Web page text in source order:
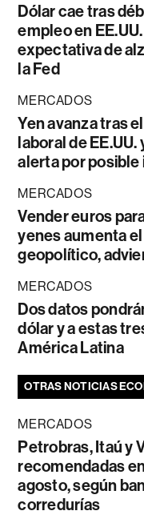
Dólar cae tras
empleo en
expectativa de
la Fed
MERCADOS
Yen avanza tras
laboral de EE.UU.
alerta por
MERCADOS
Vender euros
yenes aumenta
geopolítico,
MERCADOS
Dos datos
dólar y a estas
América Latina
OTRAS NOTICIAS
MERCADOS
Petrobras, Itaú y
recomendadas
agosto, según
corredurías